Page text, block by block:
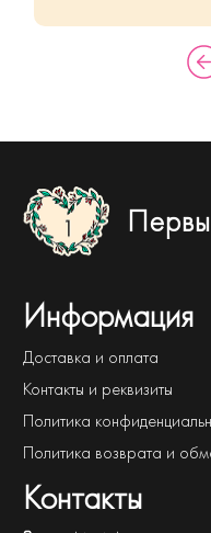
Информация
Доставка и оплата
Контакты и реквизиты
Политика
Политика возврата и
Контакты